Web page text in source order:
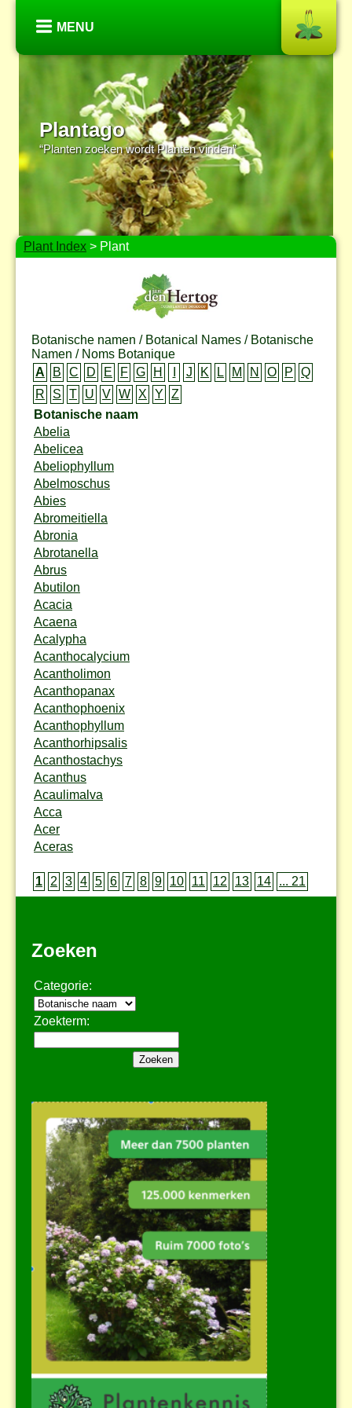
MENU
Plantago
“Planten zoeken wordt Planten vinden”
Plant Index > Plant
Botanische namen / Botanical Names / Botanische
Namen / Noms Botanique
A
B C D E F G H J K L M N O P
Q
R
S T U V W X Y
Z
Botanische naam
Abelia
Abelicea
Abeliophyllum
Abelmoschus
Abies
Abromeitiella
Abronia
Abrotanella
Abrus
Abutilon
Acacia
Acaena
Acalypha
Acanthocalycium
Acantholimon
Acanthopanax
Acanthophoenix
Acanthophyllum
Acanthorhipsalis
Acanthostachys
Acanthus
Acaulimalva
Acca
Acer
Aceras
1 2 3 4 5 6 7 8 9 10 11 12 13 14 ... 21
Zoeken
Categorie:
Zoekterm: